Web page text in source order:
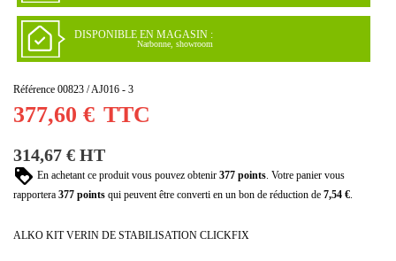
(1 avis)
DISPONIBLE EN MAGASIN :
Narbonne, showroom
Référence 00823 / AJ016 - 3
377,60 € TTC
314,67 € HT
En achetant ce produit vous pouvez obtenir 377 points. Votre panier vous
rapportera 377 points qui peuvent être converti en un bon de réduction de 7,54 €.
ALKO KIT VERIN DE STABILISATION CLICKFIX